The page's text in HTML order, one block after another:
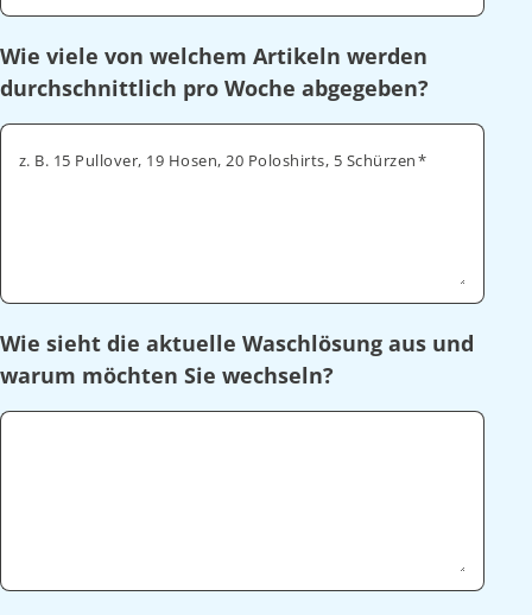
Wie viele von welchem Artikeln werden
durchschnittlich pro Woche abgegeben?
z. B. 15 Pullover, 19 Hosen, 20 Poloshirts, 5 Schürzen
Wie sieht die aktuelle Waschlösung aus und
warum möchten Sie wechseln?